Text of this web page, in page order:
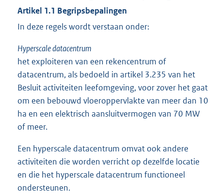
Artikel 1.1 Begripsbepalingen
In deze regels wordt verstaan onder:
Hyperscale datacentrum
het exploiteren van een rekencentrum of
datacentrum, als bedoeld in artikel 3.235 van het
Besluit activiteiten leefomgeving, voor zover het gaat
om een bebouwd vloeroppervlakte van meer dan 10
ha en een elektrisch aansluitvermogen van 70 MW
of meer.
Een hyperscale datacentrum omvat ook andere
activiteiten die worden verricht op dezelfde locatie
en die het hyperscale datacentrum functioneel
ondersteunen.